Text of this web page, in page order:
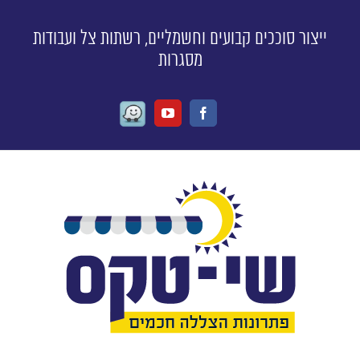
ייצור סוככים קבועים וחשמליים, רשתות צל ועבודות
מסגרות
Facebook
Youtube
Waze